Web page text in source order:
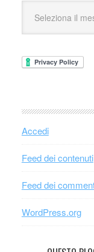
Accedi
Feed dei contenuti
Feed dei
WordPress.org